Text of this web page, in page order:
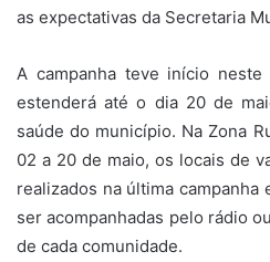
as expectativas da Secretaria
A campanha teve início
estenderá até o dia 20 de
saúde do município. Na Zona
02 a 20 de maio, os locais de
realizados na última campanha
ser acompanhadas pelo rádio
de cada comunidade.